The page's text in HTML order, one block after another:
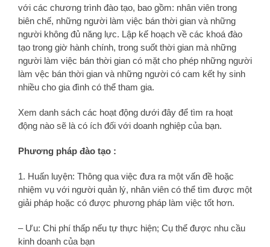
với các chương trình đào tạo, bao gồm: nhân viên trong
biên chế, những người làm việc bán thời gian và những
người không đủ năng lực. Lập kế hoạch về các khoá đào
tạo trong giờ hành chính, trong suốt thời gian mà những
người làm việc bán thời gian có mặt cho phép những người
làm vệc bán thời gian và những người có cam kết hy sinh
nhiều cho gia đình có thể tham gia.
Xem danh sách các hoạt động dưới đây để tìm ra hoạt
động nào sẽ là có ích đối với doanh nghiệp của bạn.
Phương pháp đào tạo :
1. Huấn luyện: Thông qua việc đưa ra một vấn đề hoặc
nhiệm vụ với người quản lý, nhân viên có thể tìm được một
giải pháp hoặc có được phương pháp làm việc tốt hơn.
– Ưu: Chi phí thấp nếu tự thực hiện; Cụ thể được nhu cầu
kinh doanh của bạn